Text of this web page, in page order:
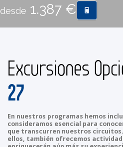
desde 1.387 €
Excursiones
27
En nuestros programas hemos
consideramos esencial para
que transcurren nuestros
ellos, también ofrecemos